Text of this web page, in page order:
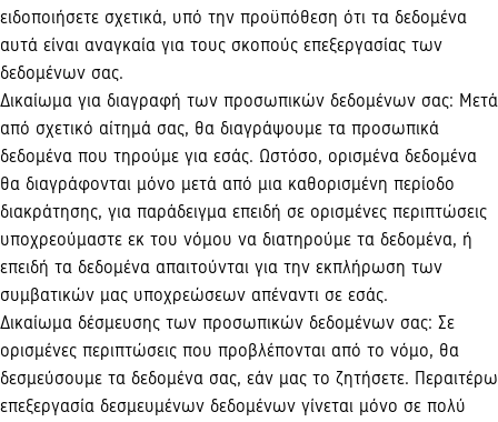
ειδοποιήσετε σχετικά, υπό την προϋπόθεση ότι τα δεδομένα
αυτά είναι αναγκαία για τους σκοπούς επεξεργασίας των
δεδομένων σας.
Δικαίωμα για διαγραφή των προσωπικών δεδομένων σας: Μετά
από σχετικό αίτημά σας, θα διαγράψουμε τα προσωπικά
δεδομένα που τηρούμε για εσάς. Ωστόσο, ορισμένα δεδομένα
θα διαγράφονται μόνο μετά από μια καθορισμένη περίοδο
διακράτησης, για παράδειγμα επειδή σε ορισμένες περιπτώσεις
υποχρεούμαστε εκ του νόμου να διατηρούμε τα δεδομένα, ή
επειδή τα δεδομένα απαιτούνται για την εκπλήρωση των
συμβατικών μας υποχρεώσεων απέναντι σε εσάς.
Δικαίωμα δέσμευσης των προσωπικών δεδομένων σας: Σε
ορισμένες περιπτώσεις που προβλέπονται από το νόμο, θα
δεσμεύσουμε τα δεδομένα σας, εάν μας το ζητήσετε. Περαιτέρω
επεξεργασία δεσμευμένων δεδομένων γίνεται μόνο σε πολύ